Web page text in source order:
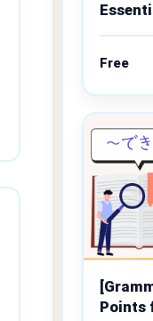
Points
Free
Points